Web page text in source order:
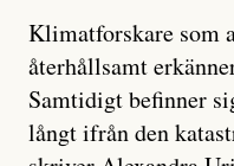
Klimatforskare som
återhållsamt
Samtidigt befinner
långt ifrån den